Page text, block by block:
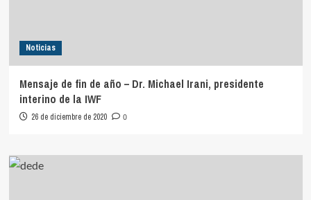
Noticias
Mensaje de fin de año – Dr. Michael Irani, presidente
interino de la IWF
26 de diciembre de 2020 0